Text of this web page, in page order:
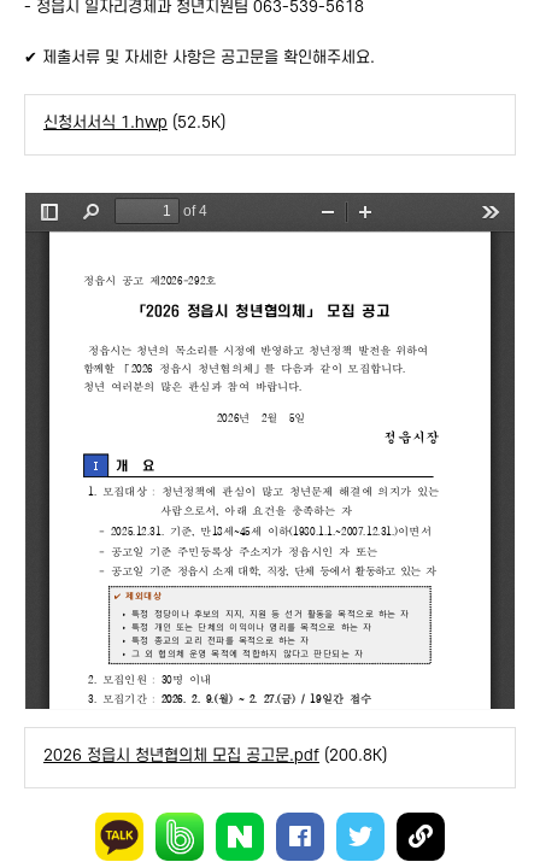
- 정읍시 일자리경제과 청년지원팀 063-539-5618
✔ 제출서류 및 자세한 사항은 공고문을 확인해주세요.
신청서서식 1.hwp (52.5K)
2026 정읍시 청년협의체 모집 공고문.pdf (200.8K)